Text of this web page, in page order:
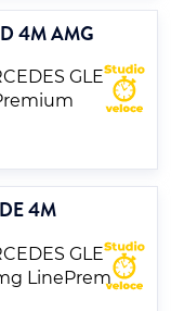
4M AMG
4M